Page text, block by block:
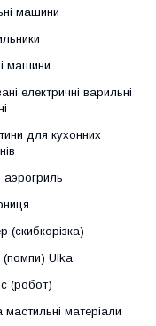
машини
машини
електричні варильні
для кухонних
аэрогриль
(скибкорізка)
(помпи) Ulka
(робот)
мастильні матеріали